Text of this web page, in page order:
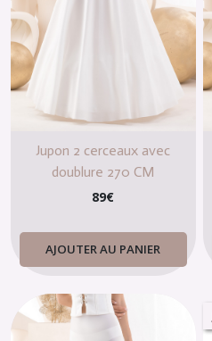
Jupon 2 cerceaux avec
doublure 270 CM
89€
AJOUTER AU PANIER